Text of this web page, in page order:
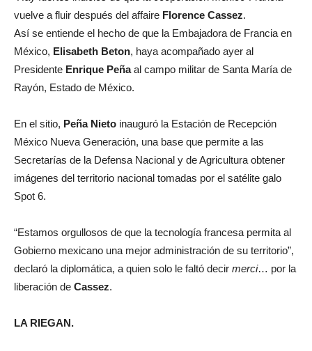
vuelve a fluir después del affaire Florence Cassez.
Así se entiende el hecho de que la Embajadora de Francia en
México, Elisabeth Beton, haya acompañado ayer al
Presidente Enrique Peñaal campo militar de Santa María de
Rayón, Estado de México.
En el sitio, Peña Nieto inauguró la Estación de Recepción
México Nueva Generación, una base que permite a las
Secretarías de la Defensa Nacional y de Agricultura obtener
imágenes del territorio nacional tomadas por el satélite galo
Spot 6.
“Estamos orgullosos de que la tecnología francesa permita al
Gobierno mexicano una mejor administración de su territorio”,
declaró la diplomática, a quien solo le faltó decir merci… por la
liberación de Cassez.
LA RIEGAN.